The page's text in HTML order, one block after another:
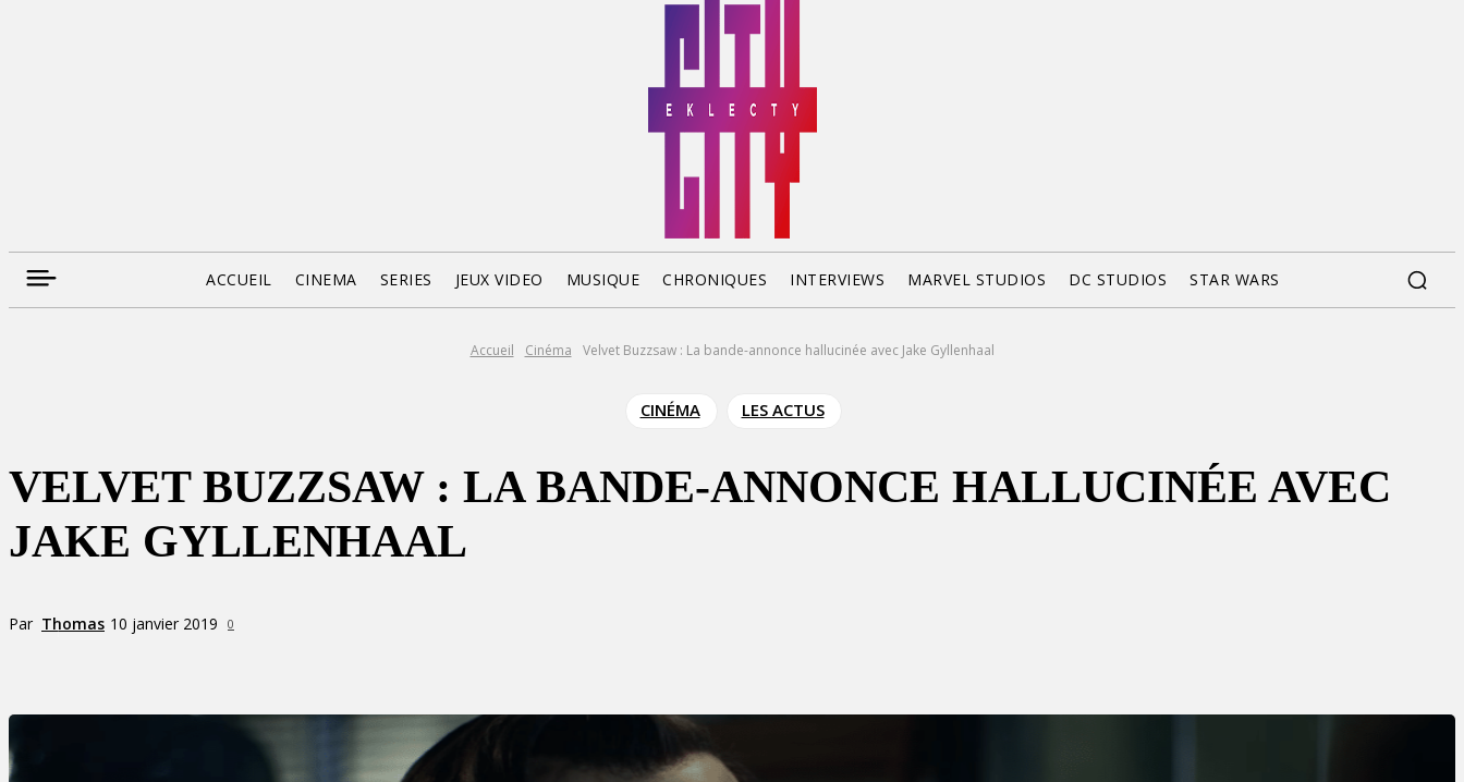
ACCUEIL CINEMA SERIES JEUX VIDEO MUSIQUE CHRONIQUES INTERVIEWS MARVEL STUDIOS DC STUDIOS STAR WARS
Accueil Cinéma Velvet Buzzsaw : La bande-annonce hallucinée avec Jake Gyllenhaal
CINÉMA LES ACTUS
VELVET BUZZSAW : LA BANDE-ANNONCE HALLUCINÉE AVEC
JAKE GYLLENHAAL
Par Thomas 10 janvier 2019 0